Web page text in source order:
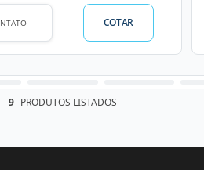
COTAR
9 PRODUTOS LISTADOS